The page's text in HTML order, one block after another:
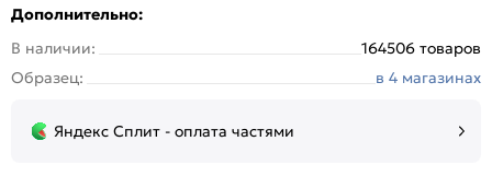
Дополнительно:
В наличии:
164506 товаров
Образец:
в 4 магазинах
Яндекс Сплит - оплата частями